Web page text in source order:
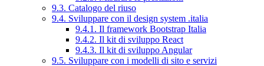
9.3. Catalogo del riuso
9.4. Sviluppare con il design system .italia
9.4.1. Il framework Bootstrap Italia
9.4.2. Il kit di sviluppo React
9.4.3. Il kit di sviluppo Angular
9.5. Sviluppare con i modelli di sito e servizi